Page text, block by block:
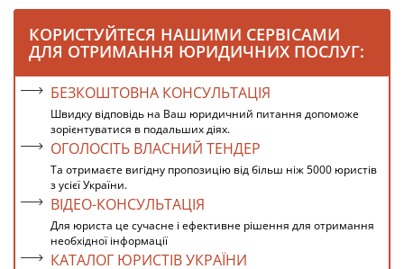
КОРИСТУЙТЕСЯ НАШИМИ СЕРВІСАМИ
ДЛЯ ОТРИМАННЯ ЮРИДИЧНИХ ПОСЛУГ:
БЕЗКОШТОВНА КОНСУЛЬТАЦІЯ
Швидку відповідь на Ваш юридичний питання допоможе
зорієнтуватися в подальших діях.
ОГОЛОСІТЬ ВЛАСНИЙ ТЕНДЕР
Та отримаєте вигідну пропозицію від більш ніж 5000 юристів
з усієї України.
ВІДЕО-КОНСУЛЬТАЦІЯ
Для юриста це сучасне і ефективне рішення для отримання
необхідної інформації
КАТАЛОГ ЮРИСТІВ УКРАЇНИ